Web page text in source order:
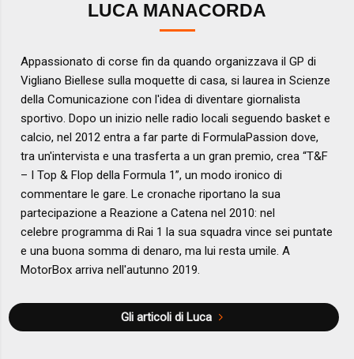
LUCA MANACORDA
Appassionato di corse fin da quando organizzava il GP di
Vigliano Biellese sulla moquette di casa, si laurea in Scienze
della Comunicazione con l'idea di diventare giornalista
sportivo. Dopo un inizio nelle radio locali seguendo basket e
calcio, nel 2012 entra a far parte di FormulaPassion dove,
tra un'intervista e una trasferta a un gran premio, crea “T&F
– I Top & Flop della Formula 1”, un modo ironico di
commentare le gare. Le cronache riportano la sua
partecipazione a Reazione a Catena nel 2010: nel
celebre programma di Rai 1 la sua squadra vince sei puntate
e una buona somma di denaro, ma lui resta umile. A
MotorBox arriva nell'autunno 2019.
Gli articoli di Luca